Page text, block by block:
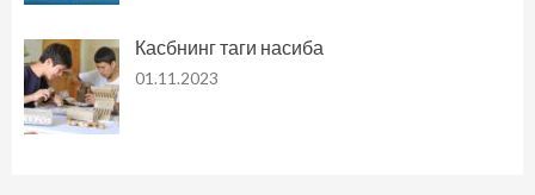
Касбнинг таги насиба
01.11.2023